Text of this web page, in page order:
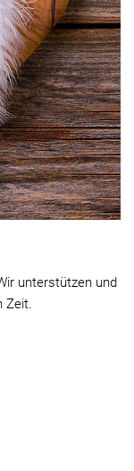
unterstützen und
Zeit.